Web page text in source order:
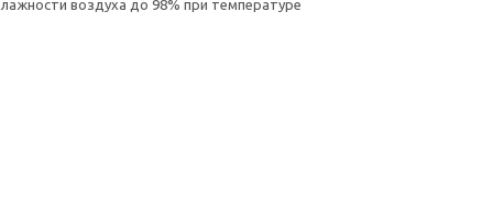
транспортирования, монтажа и эксплуатации.
ввода проводов в эксплуатацию, но не позднее 6 месяцев с даты
воздуха до 98% при температуре